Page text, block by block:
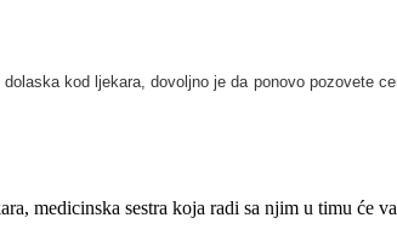
kod ljekara, dovoljno je da ponovo pozovete
medicinska sestra koja radi sa njim u timu